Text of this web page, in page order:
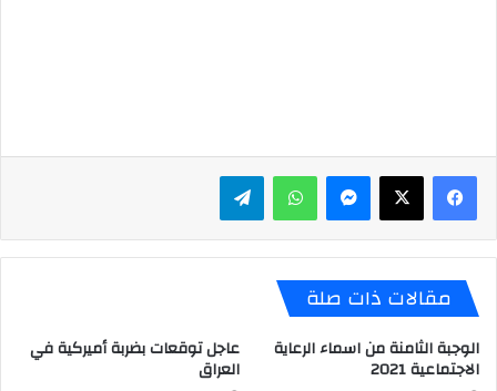
ماسنجر واتساب تيلقرام
مقالات ذات صلة
الوجبة الثامنة من اسماء الرعاية
الاجتماعية 2021
عاجل توقعات بضربة أميركية في
العراق